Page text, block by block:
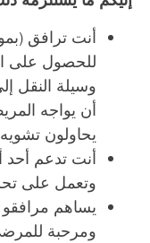
أنت ترافق
للحصول على
وسيلة النقل
أن يواجه
يحاولون
أنت تدعم أحد
وتعمل على
يساهم
ومرحبة